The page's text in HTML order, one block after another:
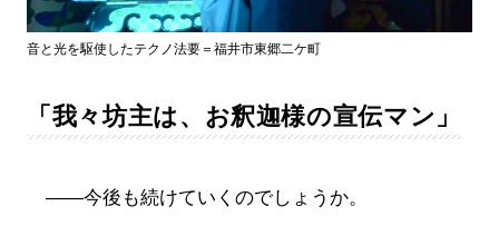
音と光を駆使したテクノ法要＝福井市東郷二ケ町
「我々坊主は、お釈迦様の宣伝マン」
――今後も続けていくのでしょうか。